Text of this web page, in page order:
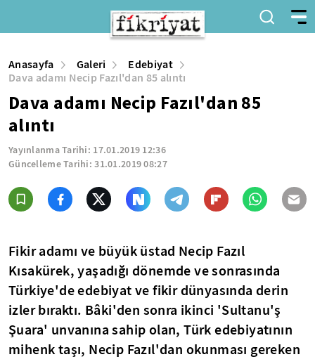
Anasayfa Galeri
Edebiyat
Dava adamı Necip Fazıl'dan 85 alıntı
Dava adamı Necip Fazıl'dan 85
alıntı
Yayınlanma Tarihi: 17.01.2019 12:36
Güncelleme Tarihi:31.01.2019 08:27
Fikir adamı ve büyük üstad Necip Fazıl
Kısakürek, yaşadığı dönemde ve sonrasında
Türkiye'de edebiyat ve fikir dünyasında derin
izler bıraktı. Bâki'den sonra ikinci 'Sultanu'ş
Şuara' unvanına sahip olan, Türk edebiyatının
mihenk taşı, Necip Fazıl'dan okunması gereken